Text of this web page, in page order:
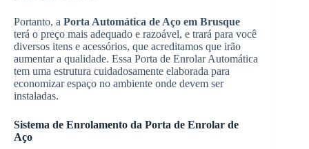
Portanto, a Porta Automática de Aço em Brusque
terá o preço mais adequado e razoável, e trará para você
diversos itens e acessórios, que acreditamos que irão
aumentar a qualidade. Essa Porta de Enrolar Automática
tem uma estrutura cuidadosamente elaborada para
economizar espaço no ambiente onde devem ser
instaladas.
Sistema de Enrolamento da Porta de Enrolar de
Aço